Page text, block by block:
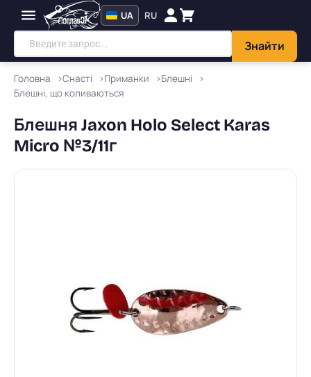
Знайти
UA RU
Головна Снасті Приманки
Блешні
Блешні, що коливаються
Блешня Jaxon Holo Select Karas
Micro №3/11г